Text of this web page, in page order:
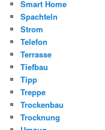
Smart Home
Spachteln
Strom
Telefon
Terrasse
Tiefbau
Tipp
Treppe
Trockenbau
Trocknung